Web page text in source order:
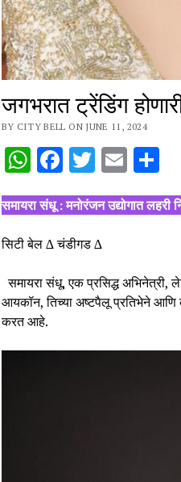
जगभरात ट्रेंडिंग
BY CITY BELL ON JUNE 11, 2024
WhatsApp
Facebook
Twitter
Email
समायरा संधू : मनोरंजन उद्योगात लहरी
सिटी बेल ∆ चंडीगड ∆
समायरा संधू, एक प्रसिद्ध
आयकॉन, तिच्या अष्टपैलू प्रतिभेने आणि
करत आहे.